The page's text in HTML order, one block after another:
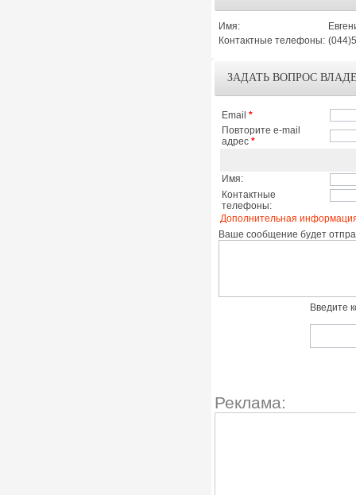
Имя:
Контактные телефоны:
ЗАДАТЬ ВОПРОС
Email *
Повторите e-mail
адрес *
Имя:
Контактные
телефоны:
Дополнительная
Ваше сообщение будет
Введите
Реклама: